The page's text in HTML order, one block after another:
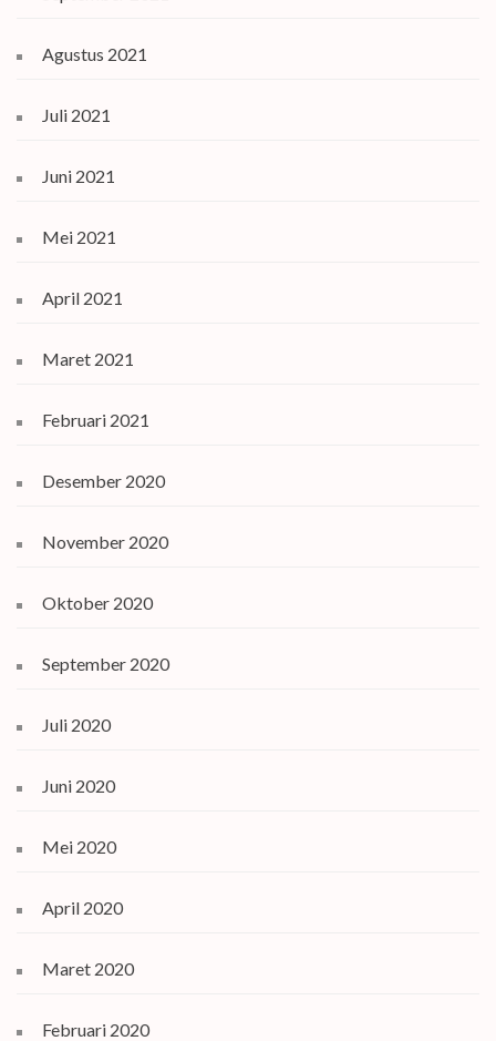
Agustus 2021
Juli 2021
Juni 2021
Mei 2021
April 2021
Maret 2021
Februari 2021
Desember 2020
November 2020
Oktober 2020
September 2020
Juli 2020
Juni 2020
Mei 2020
April 2020
Maret 2020
Februari 2020